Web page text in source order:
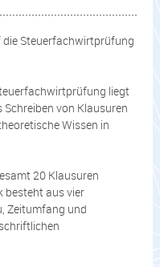
Steuerfachwirtprüfung
liegt
von Klausuren
Wissen in
20 Klausuren
besteht aus vier
Zeitumfang und